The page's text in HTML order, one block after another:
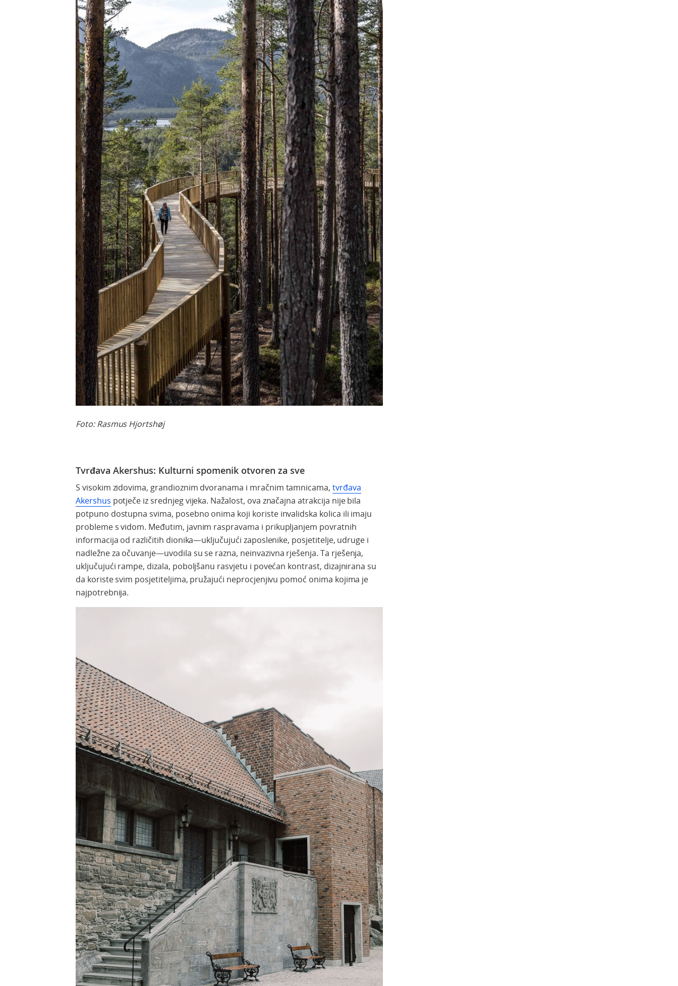
Foto: Rasmus Hjortshøj
Tvrđava Akershus: Kulturni spomenik otvoren za sve
S visokim zidovima, grandioznim dvoranama i mračnim tamnicama, tvrđava
Akershus potječe iz srednjeg vijeka. Nažalost, ova značajna atrakcija nije bila
potpuno dostupna svima, posebno onima koji koriste invalidska kolica ili imaju
probleme s vidom. Međutim, javnim raspravama i prikupljanjem povratnih
informacija od različitih dionika—uključujući zaposlenike, posjetitelje, udruge i
nadležne za očuvanje—uvodila su se razna, neinvazivna rješenja. Ta rješenja,
uključujući rampe, dizala, poboljšanu rasvjetu i povećan kontrast, dizajnirana su
da koriste svim posjetiteljima, pružajući neprocjenjivu pomoć onima kojima je
najpotrebnija.